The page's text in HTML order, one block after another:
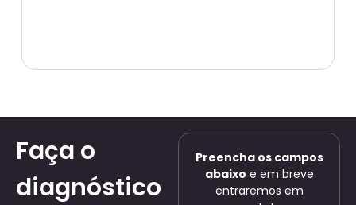
Faça o
diagnóstico
Preencha os campos
abaixo e em breve
entraremos em